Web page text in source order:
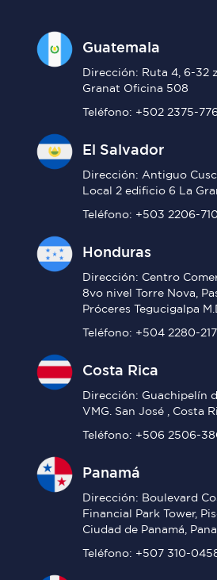
Guatemala
Dirección: Ruta 4, 6-32
Granat Oficina 508
Teléfono: +502 2375-
El Salvador
Dirección: Antiguo
Local 2 edificio 6 La
Teléfono: +503 2206-
Honduras
Dirección: Centro
8vo nivel Torre Nova,
Próceres Tegucigalpa
Teléfono: +504 2280-
Costa Rica
Dirección: Guachipelín
VMG. San José , Costa
Teléfono: +506 2506-
Panamá
Dirección: Boulevard
Financial Park Tower,
Ciudad de Panamá,
Teléfono: +507 310-